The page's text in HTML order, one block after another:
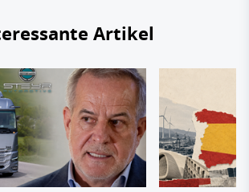
Artikel